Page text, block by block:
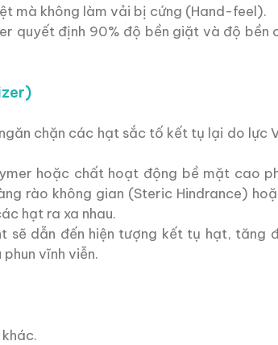
mà không làm vải bị cứng (Hand-feel).
quyết định 90% độ bền giặt và độ bền
chặn các hạt sắc tố kết tụ lại do lực
hoặc chất hoạt động bề mặt cao
rào không gian (Steric Hindrance)
hạt ra xa nhau.
sẽ dẫn đến hiện tượng kết tụ hạt, tăng
vĩnh viễn.